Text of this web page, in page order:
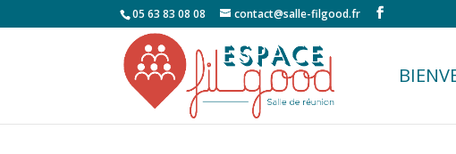
05 63 83 08 08 contact@salle-filgood.fr